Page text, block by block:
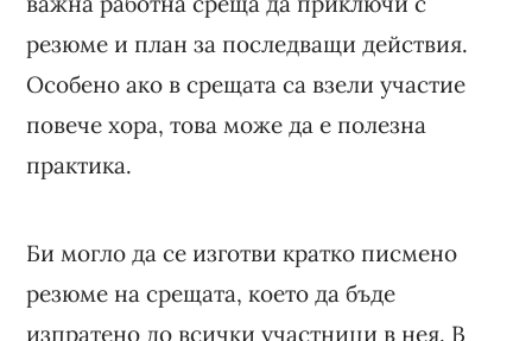
резюме и план за последващи действия.
Особено ако в срещата са взели участие
повече хора, това може да е полезна
практика.
Би могло да се изготви кратко писмено
резюме на срещата, което да бъде
изпратено до всички участници в нея. В